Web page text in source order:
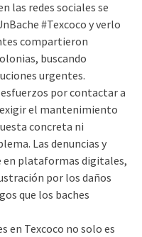
las redes sociales se
#Texcoco y verlo
compartieron
buscando
urgentes.
por contactar a
el mantenimiento
concreta ni
Las denuncias y
en plataformas digitales,
por los daños
que los baches
en Texcoco no solo es